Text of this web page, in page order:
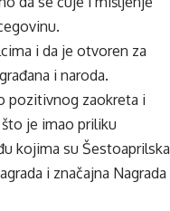
i da je otvoren za
i naroda.
pozitivnog zaokreta i
je imao priliku
kojima su Šestoaprilska
i značajna Nagrada